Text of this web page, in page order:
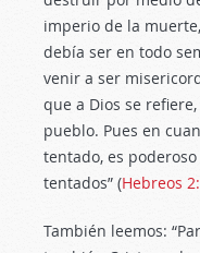
imperio de la
debía ser en todo
venir a ser
que a Dios se
pueblo. Pues en
tentado, es
tentados” (Hebreos
También leemos: